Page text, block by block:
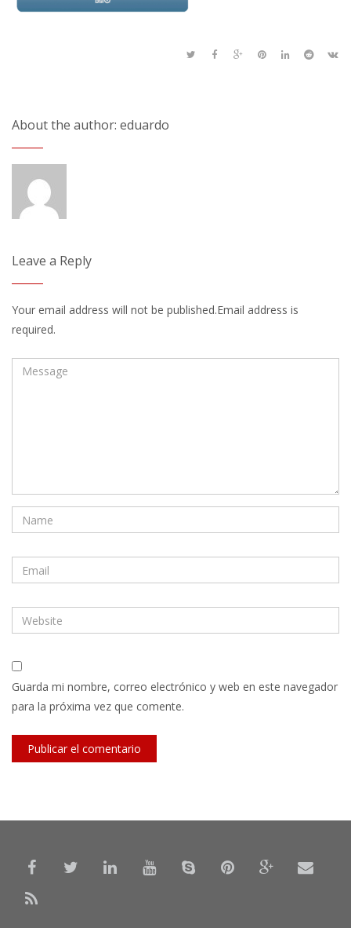
About the author: eduardo
Leave a Reply
Your email address will not be published.Email address is
required.
Guarda mi nombre, correo electrónico y web en este navegador
para la próxima vez que comente.